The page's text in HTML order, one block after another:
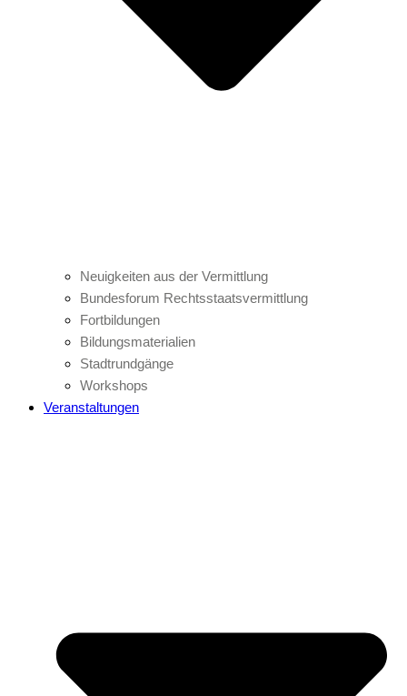
Neuigkeiten aus der Vermittlung
Bundesforum Rechtsstaatsvermittlung
Fortbildungen
Bildungsmaterialien
Stadtrundgänge
Workshops
Veranstaltungen